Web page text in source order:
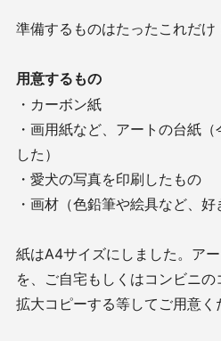
準備するものはたったこれだけ
用意するもの
・カーボン紙
・画用紙など、アートの台紙
した）
・愛犬の写真を印刷したもの
・画材（色鉛筆や絵具など、好
紙はA4サイズにしました。ア
を、ご自宅もしくはコンビニの
拡大コピーする等してご用意く